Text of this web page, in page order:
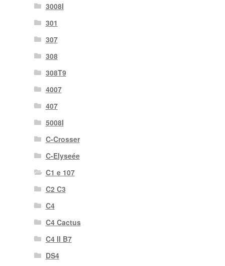
3008I
301
307
308
308T9
4007
407
5008I
C-Crosser
C-Elyseée
C1 e 107
C2 C3
C4
C4 Cactus
C4 II B7
DS4